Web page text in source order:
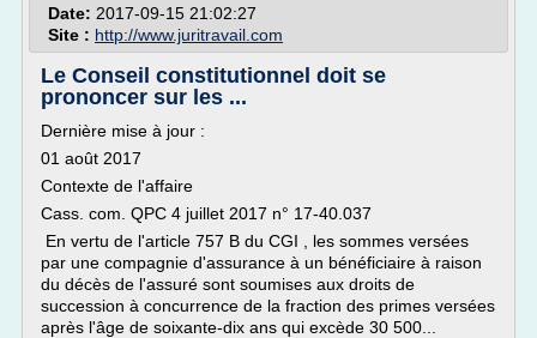
Date: 2017-09-15 21:02:27
Site : http://www.juritravail.com
Le Conseil constitutionnel doit se
prononcer sur les ...
Dernière mise à jour :
01 août 2017
Contexte de l'affaire
Cass. com. QPC 4 juillet 2017 n° 17-40.037
En vertu de l'article 757 B du CGI , les sommes versées
par une compagnie d'assurance à un bénéficiaire à raison
du décès de l'assuré sont soumises aux droits de
succession à concurrence de la fraction des primes versées
après l'âge de soixante-dix ans qui excède 30 500...